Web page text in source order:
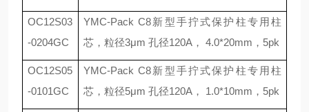
OC12S03
-0204GC
YMC-Pack C8新型手拧式保护柱专用柱
芯，粒径3μm 孔径120A ， 4.0*20mm ， 5pk
OC12S05
-0101GC
YMC-Pack C8新型手拧式保护柱专用柱
芯，粒径5μm 孔径120A ， 1.0*10mm ， 5pk